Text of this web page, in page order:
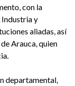
con la
y
aliadas, así
Arauca, quien
departamental,